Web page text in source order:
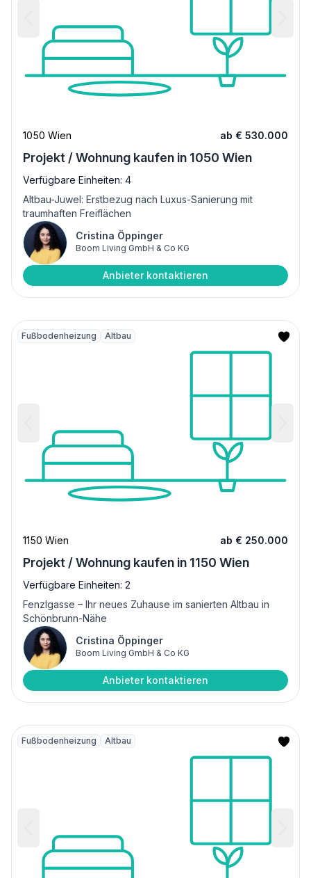
1050 Wien ab € 530.000
Projekt / Wohnung kaufen in 1050 Wien
Verfügbare Einheiten: 4
Altbau-Juwel: Erstbezug nach Luxus-Sanierung mit
traumhaften Freiflächen
Cristina Öppinger
Boom Living GmbH & Co KG
Anbieter kontaktieren
Fußbodenheizung Altbau
1150 Wien ab € 250.000
Projekt / Wohnung kaufen in 1150 Wien
Verfügbare Einheiten: 2
Fenzlgasse – Ihr neues Zuhause im sanierten Altbau in
Schönbrunn-Nähe
Cristina Öppinger
Boom Living GmbH & Co KG
Anbieter kontaktieren
Fußbodenheizung Altbau